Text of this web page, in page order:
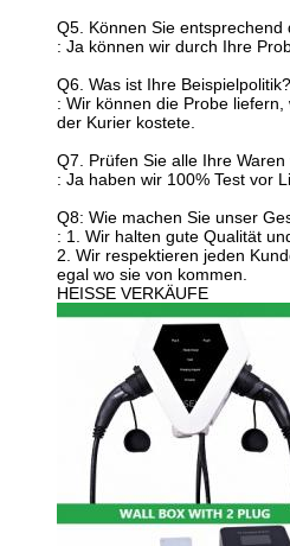
Q5. Können Sie
: Ja können wir durch Ihre
Q6. Was ist Ihre Beispielpolitik?
: Wir können die Probe
der Kurier kostete.
Q7. Prüfen Sie alle Ihre
: Ja haben wir 100% Test vor
Q8: Wie machen Sie unser
: 1. Wir halten gute Qualität
2. Wir respektieren jeden
egal wo sie von kommen.
HEISSE VERKÄUFE